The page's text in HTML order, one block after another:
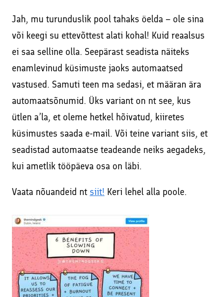
Jah, mu turunduslik pool tahaks öelda – ole sina
või keegi su ettevõttest alati kohal! Kuid reaalsus
ei saa selline olla. Seepärast seadista näiteks
enamlevinud küsimuste jaoks automaatsed
vastused. Samuti teen ma sedasi, et määran ära
automaatsõnumid. Üks variant on nt see, kus
ütlen a’la, et oleme hetkel hõivatud, kiiretes
küsimustes saada e-mail. Või teine variant siis, et
seadistad automaatse teadeande neiks aegadeks,
kui ametlik tööpäeva osa on läbi.
Vaata nõuandeid nt siit! Keri lehel alla poole.